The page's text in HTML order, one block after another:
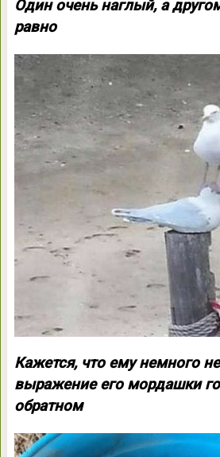
Один очень наглый, а
равно
Кажется, что ему немного
выражение его мордашки
обратном